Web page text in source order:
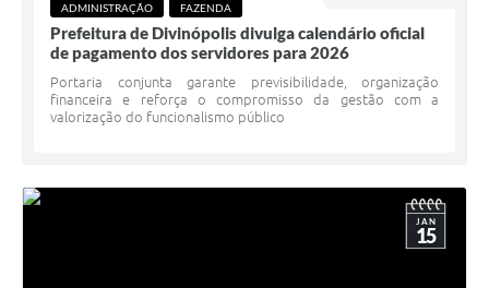
ADMINISTRAÇÃO FAZENDA
Prefeitura de Divinópolis divulga calendário oficial
de pagamento dos servidores para 2026
Portaria conjunta garante previsibilidade, organização
financeira e reforça o compromisso da gestão com a
valorização do funcionalismo público
JAN
15